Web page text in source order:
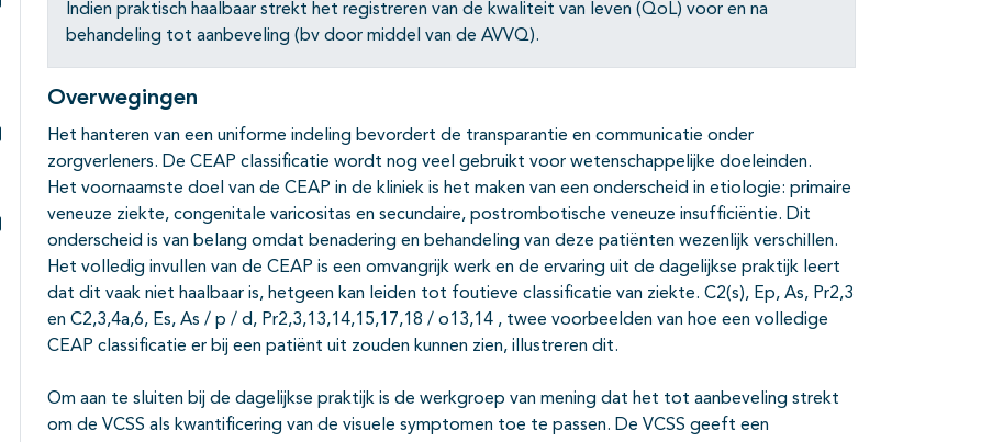
Subpagina's open- en dichtklappen
Subpagina's open- en dichtklappen
Subpagina's open- en dichtklappen
Indien praktisch haalbaar strekt het registreren van de kwaliteit van leven (QoL) voor en na
behandeling tot aanbeveling (bv door middel van de AVVQ).
Overwegingen
Het hanteren van een uniforme indeling bevordert de transparantie en communicatie onder
zorgverleners. De CEAP classificatie wordt nog veel gebruikt voor wetenschappelijke doeleinden.
Het voornaamste doel van de CEAP in de kliniek is het maken van een onderscheid in etiologie: primaire
veneuze ziekte, congenitale varicositas en secundaire, postrombotische veneuze insufficiëntie. Dit
onderscheid is van belang omdat benadering en behandeling van deze patiënten wezenlijk verschillen.
Het volledig invullen van de CEAP is een omvangrijk werk en de ervaring uit de dagelijkse praktijk leert
dat dit vaak niet haalbaar is, hetgeen kan leiden tot foutieve classificatie van ziekte. C2(s), Ep, As, Pr2,3
en C2,3,4a,6, Es, As / p / d, Pr2,3,13,14,15,17,18 / o13,14 , twee voorbeelden van hoe een volledige
CEAP classificatie er bij een patiënt uit zouden kunnen zien, illustreren dit.
Om aan te sluiten bij de dagelijkse praktijk is de werkgroep van mening dat het tot aanbeveling strekt
om de VCSS als kwantificering van de visuele symptomen toe te passen. De VCSS geeft een